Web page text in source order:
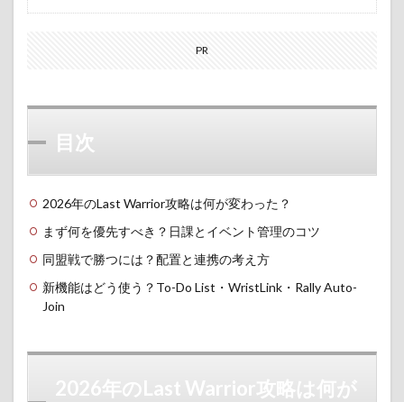
PR
目次
2026年のLast Warrior攻略は何が変わった？
まず何を優先すべき？日課とイベント管理のコツ
同盟戦で勝つには？配置と連携の考え方
新機能はどう使う？To-Do List・WristLink・Rally Auto-
Join
2026年のLast Warrior攻略は何が